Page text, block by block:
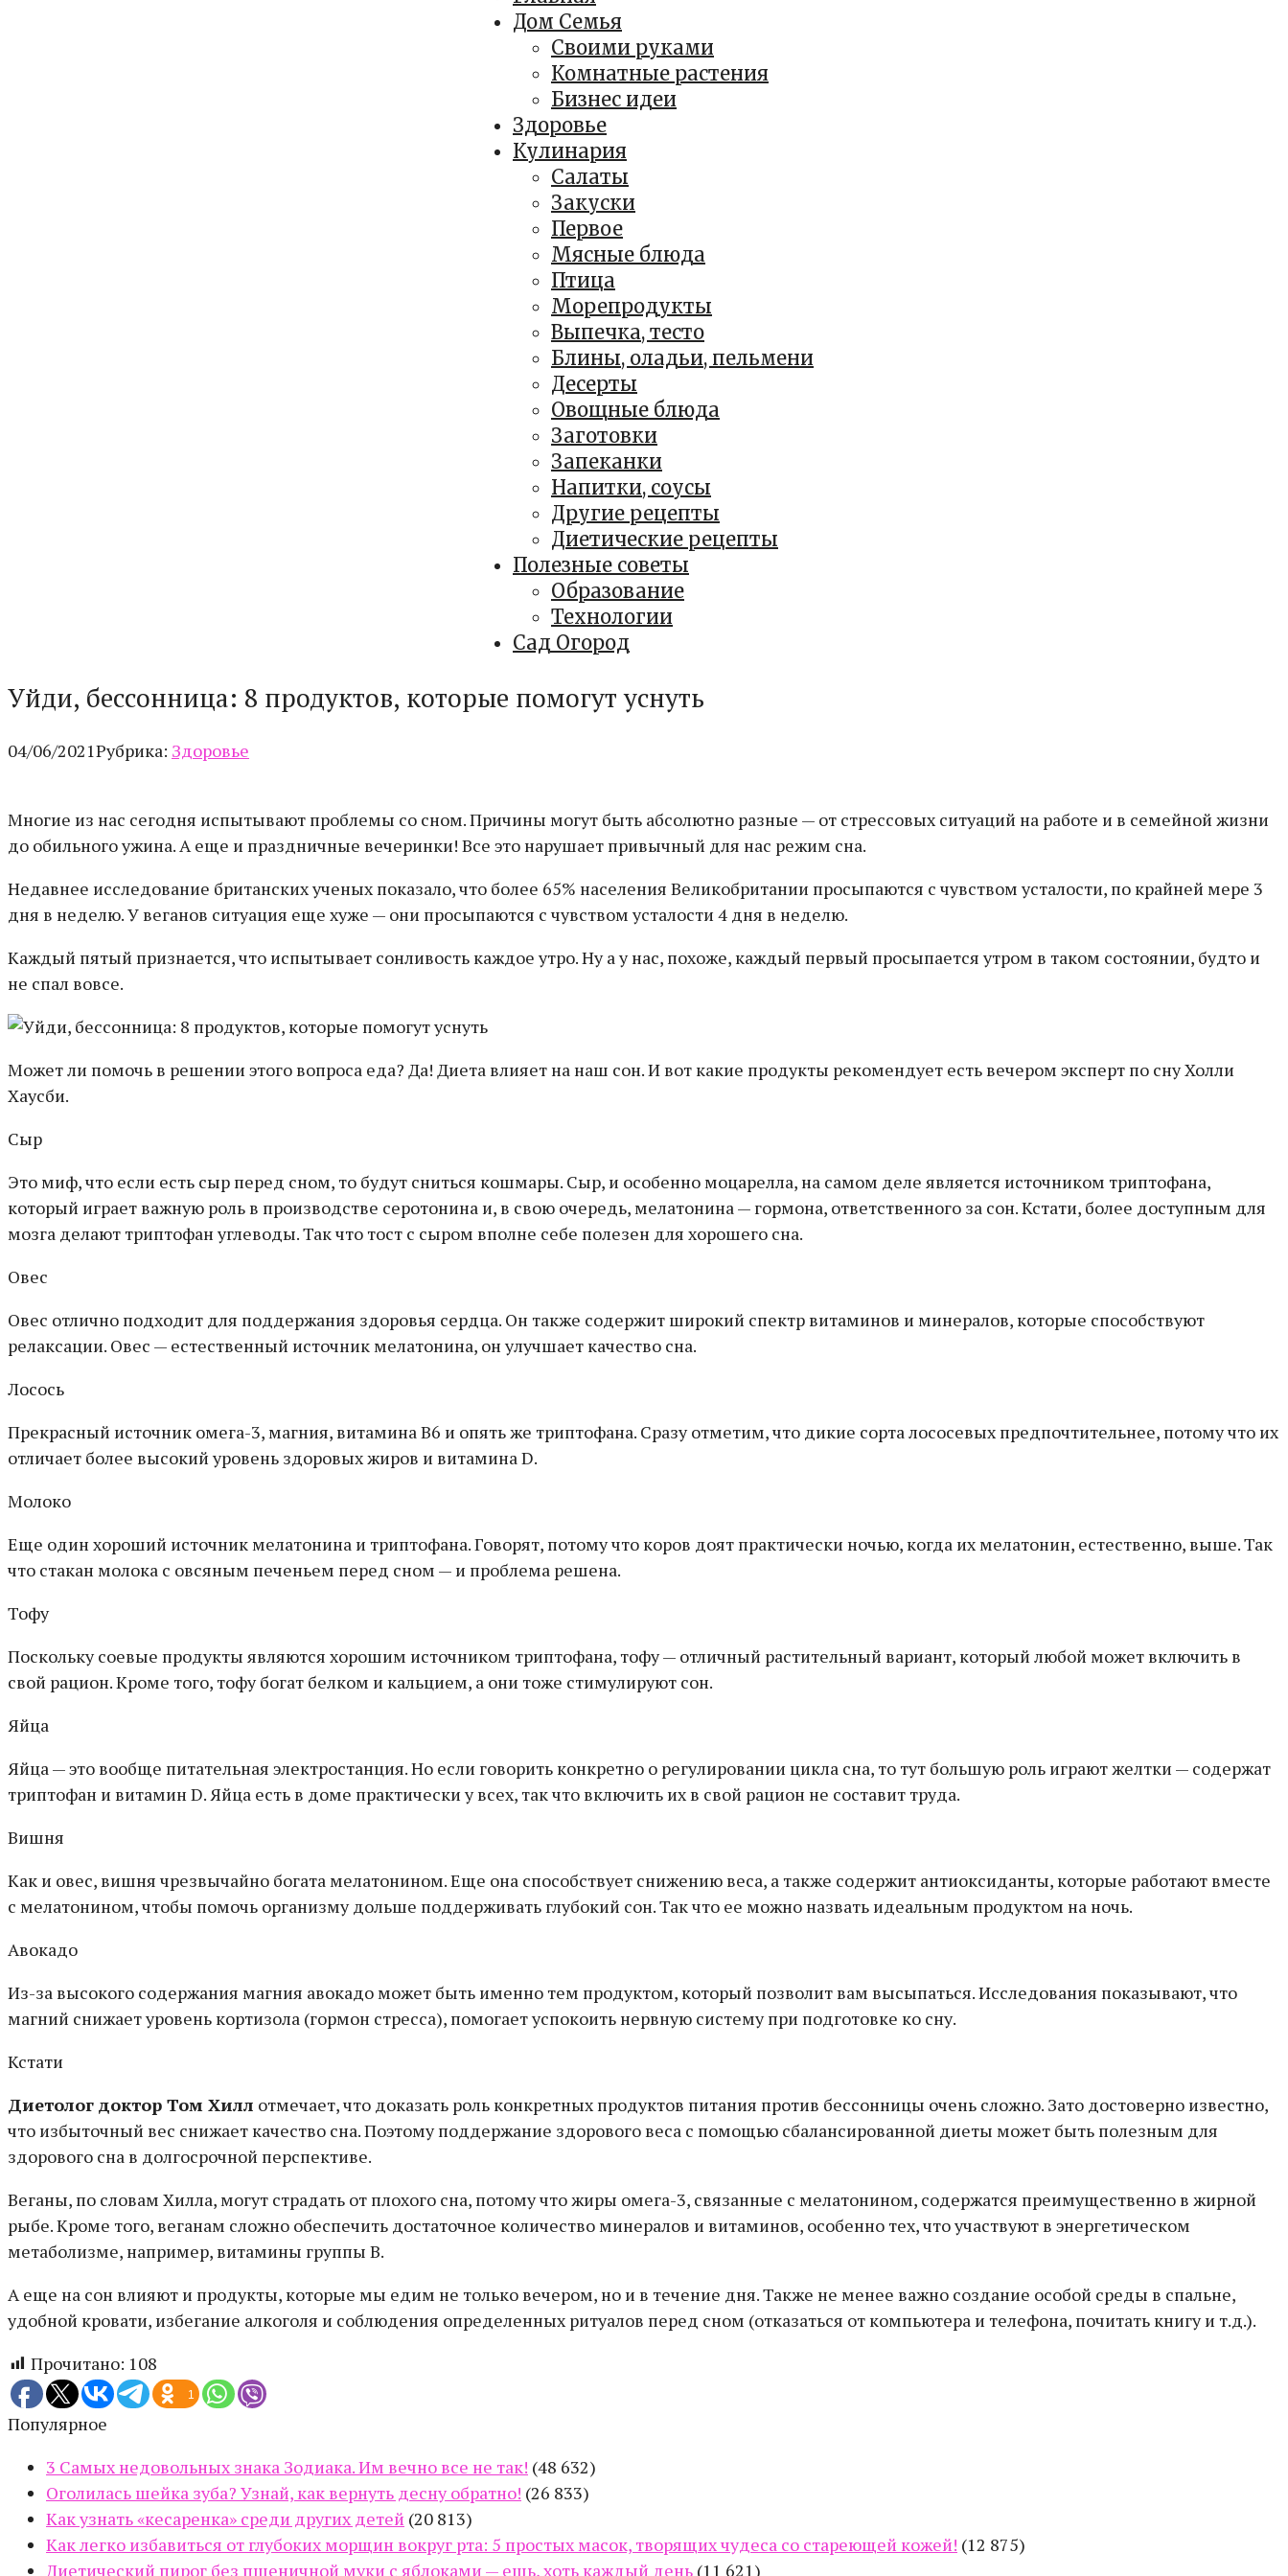
Дом Семья
Своими руками
Комнатные растения
Бизнес идеи
Здоровье
Кулинария
Салаты
Закуски
Первое
Мясные блюда
Птица
Морепродукты
Выпечка, тесто
Блины, оладьи, пельмени
Десерты
Овощные блюда
Заготовки
Запеканки
Напитки, соусы
Другие рецепты
Диетические рецепты
Полезные советы
Образование
Технологии
Сад Огород
Уйди, бессонница: 8 продуктов, которые помогут уснуть
04/06/2021Рубрика: Здоровье
Многие из нас сегодня испытывают проблемы со сном. Причины могут быть абсолютно разные — от стрессовых ситуаций на работе и в семейной жизни
до обильного ужина. А еще и праздничные вечеринки! Все это нарушает привычный для нас режим сна.
Недавнее исследование британских ученых показало, что более 65% населения Великобритании просыпаются с чувством усталости, по крайней мере 3
дня в неделю. У веганов ситуация еще хуже — они просыпаются с чувством усталости 4 дня в неделю.
Каждый пятый признается, что испытывает сонливость каждое утро. Ну а у нас, похоже, каждый первый просыпается утром в таком состоянии, будто и
не спал вовсе.
Может ли помочь в решении этого вопроса еда? Да! Диета влияет на наш сон. И вот какие продукты рекомендует есть вечером эксперт по сну Холли
Хаусби.
Сыр
Это миф, что если есть сыр перед сном, то будут сниться кошмары. Сыр, и особенно моцарелла, на самом деле является источником триптофана,
который играет важную роль в производстве серотонина и, в свою очередь, мелатонина — гормона, ответственного за сон. Кстати, более доступным для
мозга делают триптофан углеводы. Так что тост с сыром вполне себе полезен для хорошего сна.
Овес
Овес отлично подходит для поддержания здоровья сердца. Он также содержит широкий спектр витаминов и минералов, которые способствуют
релаксации. Овес — естественный источник мелатонина, он улучшает качество сна.
Лосось
Прекрасный источник омега-3, магния, витамина В6 и опять же триптофана. Сразу отметим, что дикие сорта лососевых предпочтительнее, потому что их
отличает более высокий уровень здоровых жиров и витамина D.
Молоко
Еще один хороший источник мелатонина и триптофана. Говорят, потому что коров доят практически ночью, когда их мелатонин, естественно, выше. Так
что стакан молока с овсяным печеньем перед сном — и проблема решена.
Тофу
Поскольку соевые продукты являются хорошим источником триптофана, тофу — отличный растительный вариант, который любой может включить в
свой рацион. Кроме того, тофу богат белком и кальцием, а они тоже стимулируют сон.
Яйца
Яйца — это вообще питательная электростанция. Но если говорить конкретно о регулировании цикла сна, то тут большую роль играют желтки — содержат
триптофан и витамин D. Яйца есть в доме практически у всех, так что включить их в свой рацион не составит труда.
Вишня
Как и овес, вишня чрезвычайно богата мелатонином. Еще она способствует снижению веса, а также содержит антиоксиданты, которые работают вместе
с мелатонином, чтобы помочь организму дольше поддерживать глубокий сон. Так что ее можно назвать идеальным продуктом на ночь.
Авокадо
Из-за высокого содержания магния авокадо может быть именно тем продуктом, который позволит вам высыпаться. Исследования показывают, что
магний снижает уровень кортизола (гормон стресса), помогает успокоить нервную систему при подготовке ко сну.
Кстати
Диетолог доктор Том Хилл отмечает, что доказать роль конкретных продуктов питания против бессонницы очень сложно. Зато достоверно известно,
что избыточный вес снижает качество сна. Поэтому поддержание здорового веса с помощью сбалансированной диеты может быть полезным для
здорового сна в долгосрочной перспективе.
Веганы, по словам Хилла, могут страдать от плохого сна, потому что жиры омега-3, связанные с мелатонином, содержатся преимущественно в жирной
рыбе. Кроме того, веганам сложно обеспечить достаточное количество минералов и витаминов, особенно тех, что участвуют в энергетическом
метаболизме, например, витамины группы В.
А еще на сон влияют и продукты, которые мы едим не только вечером, но и в течение дня. Также не менее важно создание особой среды в спальне,
удобной кровати, избегание алкоголя и соблюдения определенных ритуалов перед сном (отказаться от компьютера и телефона, почитать книгу и т.д.).
Прочитано: 108
1
Популярное
3 Самых недовольных знака Зодиака. Им вечно все не так! (48 632)
Оголилась шейка зуба? Узнай, как вернуть десну обратно! (26 833)
Как узнать «кесаренка» среди других детей (20 813)
Как легко избавиться от глубоких морщин вокруг рта: 5 простых масок, творящих чудеса со стареющей кожей! (12 875)
Диетический пирог без пшеничной муки с яблоками — ешь, хоть каждый день (11 621)